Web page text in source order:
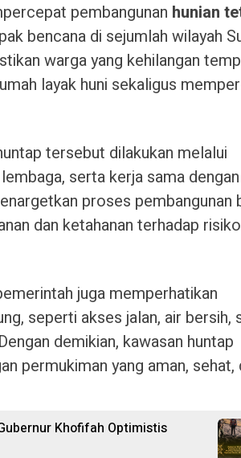
pembangunan hunian
bencana di sejumlah wilayah
warga yang kehilangan
layak huni sekaligus
tersebut dilakukan melalui
serta kerja sama dengan
proses pembangunan
dan ketahanan terhadap risiko
juga memperhatikan
seperti akses jalan, air bersih,
demikian, kawasan huntap
permukiman yang aman, sehat,
Khofifah Optimistis